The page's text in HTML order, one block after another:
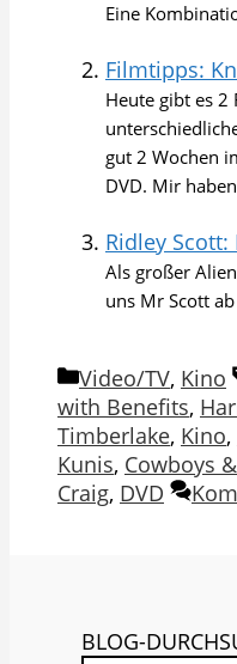
Eine
Filmtipps:
Heute gibt es
gut 2 Wochen
DVD. Mir
Ridley
Als großer
uns Mr Scott
Kategorien
Video/TV, Kino
with Benefits,
Timberlake, Kino,
Kunis, Cowboys
Craig, DVD
BLOG-